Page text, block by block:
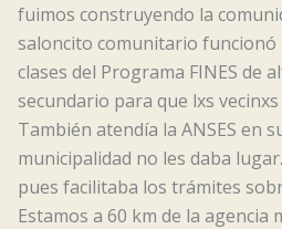
fuimos construyendo la
saloncito comunitario funcionó
clases del Programa FINES de
secundario para que lxs
También atendía la ANSES en
municipalidad no les daba
pues facilitaba los trámites
Estamos a 60 km de la agencia